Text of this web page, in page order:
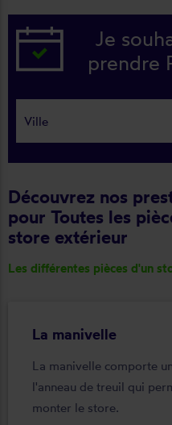
Je
prendre
Découvrez nos
pour Toutes les
store extérieur
Les différentes pièces d'un
La manivelle
La manivelle comporte
l'anneau de treuil qui
monter le store.